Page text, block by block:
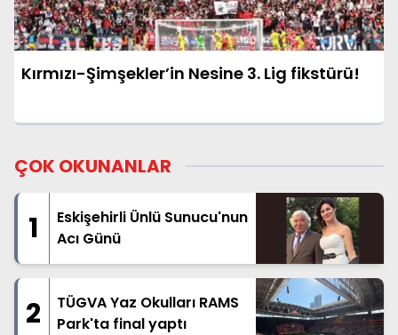
Kırmızı-Şimşekler’in Nesine 3. Lig fikstürü!
ÇOK OKUNANLAR
1
Eskişehirli Ünlü Sunucu'nun
Acı Günü
2
TÜGVA Yaz Okulları RAMS
Park'ta final yaptı